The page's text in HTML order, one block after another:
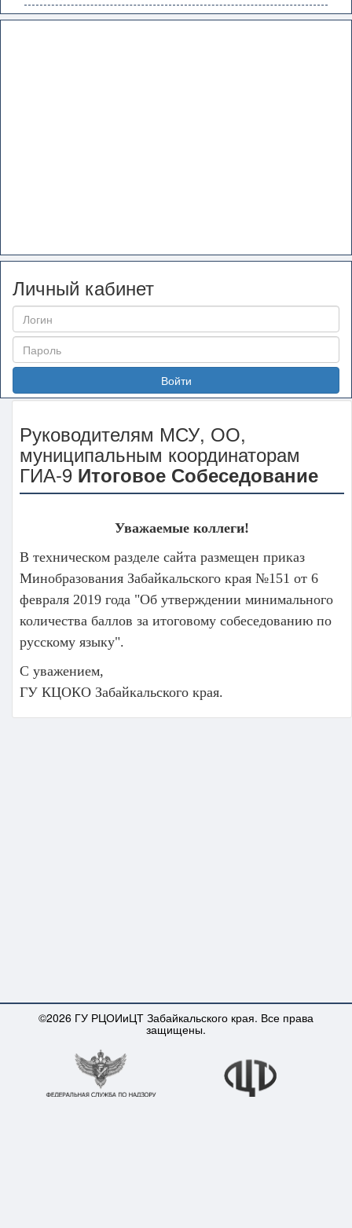
Личный кабинет
Войти
Руководителям МСУ, ОО,
муниципальным координаторам
ГИА-9Итоговое Собеседование
Уважаемые коллеги!
В техническом разделе сайта размещен приказ
Минобразования Забайкальского края №151 от 6
февраля 2019 года "Об утверждении минимального
количества баллов за итоговому собеседованию по
русскому языку".
С уважением,
ГУ КЦОКО Забайкальского края.
©2026 ГУ РЦОИиЦТ Забайкальского края. Все права
защищены.